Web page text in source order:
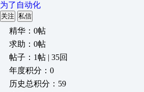
为了自动化
关注 私信
精华：0帖
求助：0帖
帖子：1帖 | 35回
年度积分：0
历史总积分：59